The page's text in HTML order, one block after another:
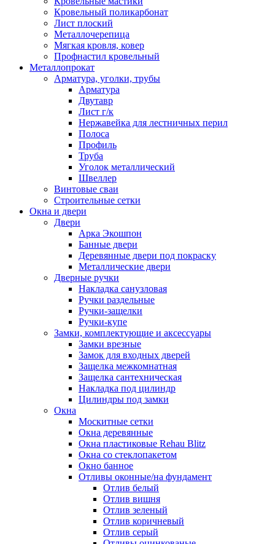
Кровельный поликарбонат
Лист плоский
Металлочерепица
Мягкая кровля, ковер
Профнастил кровельный
Металлопрокат
Арматура, уголки, трубы
Арматура
Двутавр
Лист г/к
Нержавейка для лестничных перил
Полоса
Профиль
Труба
Уголок металлический
Швеллер
Винтовые сваи
Строительные сетки
Окна и двери
Двери
Арка Экошпон
Банные двери
Деревянные двери под покраску
Металлические двери
Дверные ручки
Накладка санузловая
Ручки раздельные
Ручки-защелки
Ручки-купе
Замки, комплектующие и аксессуары
Замки врезные
Замок для входных дверей
Защелка межкомнатная
Защелка сантехническая
Накладка под цилиндр
Цилиндры под замки
Окна
Москитные сетки
Окна деревянные
Окна пластиковые Rehau Blitz
Окна со стеклопакетом
Окно банное
Отливы оконные/на фундамент
Отлив белый
Отлив вишня
Отлив зеленый
Отлив коричневый
Отлив серый